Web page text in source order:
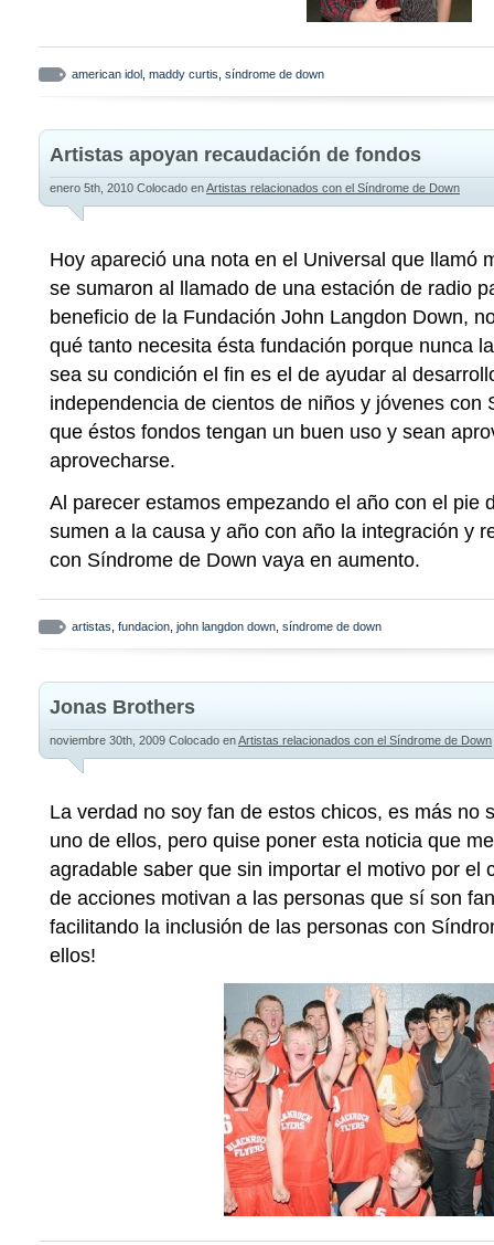
american idol maddy curtis síndrome de down
Artistas apoyan recaudación de fondos
enero 5th, 2010 Colocado enArtistas relacionados con el Síndrome de Down
Hoy apareció una nota en el Universal que llamó
se sumaron al llamado de una estación de radio
beneficio de la Fundación John Langdon Down,
qué tanto necesita ésta fundación porque nunca
sea su condición el fin es el de ayudar al
independencia de cientos de niños y jóvenes con
que éstos fondos tengan un buen uso y sean
aprovecharse.
Al parecer estamos empezando el año con el pie
sumen a la causa y año con año la integración y
con Síndrome de Down vaya en aumento.
artistas fundacion john langdon down síndrome de down
Jonas Brothers
noviembre 30th, 2009 Colocado enArtistas relacionados con el Síndrome de Down
La verdad no soy fan de estos chicos, es más no
uno de ellos, pero quise poner esta noticia que
agradable saber que sin importar el motivo por el
de acciones motivan a las personas que sí son
facilitando la inclusión de las personas con
ellos!